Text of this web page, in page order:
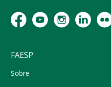
FAESP
Sobre